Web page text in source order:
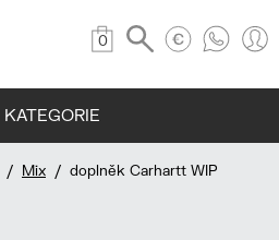
0
KATEGORIE
/ Mix / doplněk Carhartt WIP